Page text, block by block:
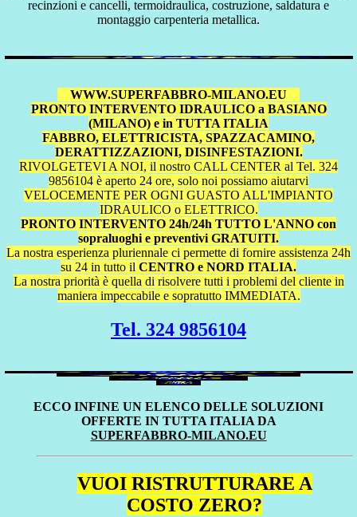
recinzioni e cancelli, termoidraulica, costruzione, saldatura e
montaggio carpenteria metallica.
WWW.SUPERFABBRO-MILANO.EU
PRONTO INTERVENTO IDRAULICO a BASIANO
(MILANO) e in TUTTA ITALIA
FABBRO, ELETTRICISTA, SPAZZACAMINO,
DERATTIZZAZIONI, DISINFESTAZIONI.
RIVOLGETEVI A NOI, il nostro CALL CENTER al Tel. 324
9856104 è aperto 24 ore, solo noi possiamo aiutarvi
VELOCEMENTE PER OGNI GUASTO ALL'IMPIANTO
IDRAULICO o ELETTRICO.
PRONTO INTERVENTO 24h/24h TUTTO L'ANNO con
sopraluoghi e preventivi GRATUITI.
La nostra esperienza pluriennale ci permette di fornire assistenza 24h
su 24 in tutto il CENTRO e NORD ITALIA.
La nostra priorità è quella di risolvere tutti i problemi del cliente in
maniera impeccabile e sopratutto IMMEDIATA.
Tel. 324 9856104
ECCO INFINE UN ELENCO DELLE SOLUZIONI
OFFERTE IN TUTTA ITALIA DA
SUPERFABBRO-MILANO.EU
VUOI RISTRUTTURARE A
COSTO ZERO?